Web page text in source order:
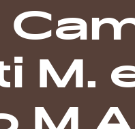
M.